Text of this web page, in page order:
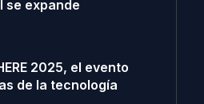
se expande
2025, el evento
de la tecnología